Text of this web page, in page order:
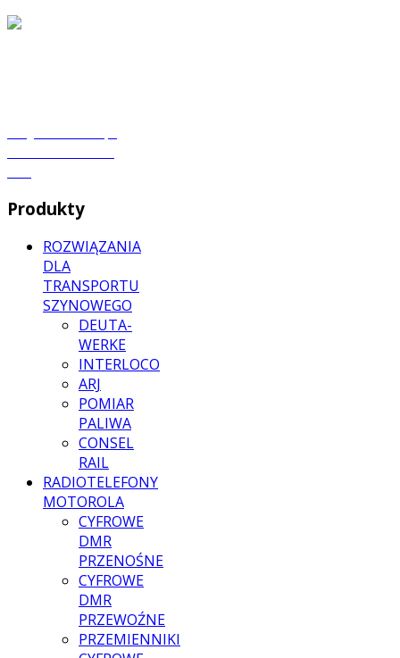
Produkty
ROZWIĄZANIA
DLA
TRANSPORTU
SZYNOWEGO
DEUTA-
WERKE
INTERLOCO
ARJ
POMIAR
PALIWA
CONSEL
RAIL
RADIOTELEFONY
MOTOROLA
CYFROWE
DMR
PRZENOŚNE
CYFROWE
DMR
PRZEWOŹNE
PRZEMIENNIKI